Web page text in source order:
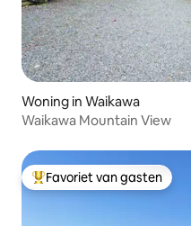
Woning in Waikawa
Waikawa Mountain View
Topfavoriet van gasten
Favoriet van gasten